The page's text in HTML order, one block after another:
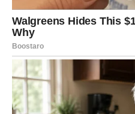
Rak koji je nekada ćutao
Rak koji je nekada trpeo
Rak koji je sumnjao sada
Ta unutrašnja stabilnost
Kada vi prestanete da